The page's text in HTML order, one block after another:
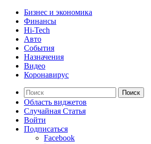
Бизнес и экономика
Финансы
Hi-Tech
Авто
События
Назначения
Видео
Коронавирус
Поиск
Область виджетов
Случайная Статья
Войти
Подписаться
Facebook